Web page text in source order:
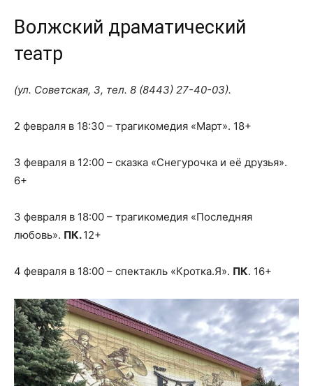
Волжский драматический
театр
(ул. Советская, 3, тел. 8 (8443) 27-40-03).
2 февраля в 18:30 – трагикомедия «Март». 18+
3 февраля в 12:00 – сказка «Снегурочка и её друзья».
6+
3 февраля в 18:00 – трагикомедия «Последняя
любовь». ПК.12+
4 февраля в 18:00 – спектакль «Кротка.Я». ПК. 16+